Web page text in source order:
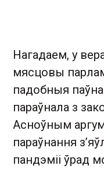
Нагадаем, у
мясцовы
падобныя
параўнала з
Асноўным
параўнання
пандэміі ўрад